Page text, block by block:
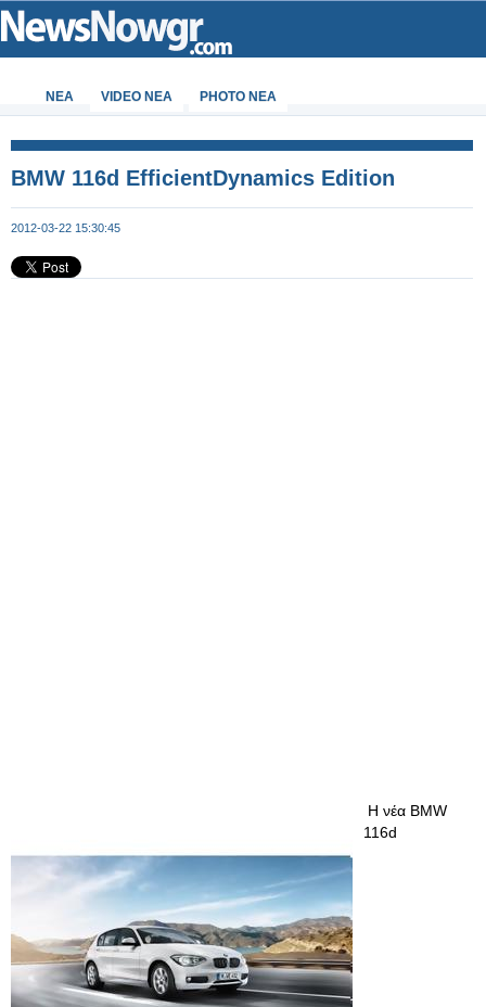
ΝΕΑ VIDEO NEA PHOTO NEA
BMW 116d EfficientDynamics Edition
2012-03-22 15:30:45
Η νέα BMW
116d